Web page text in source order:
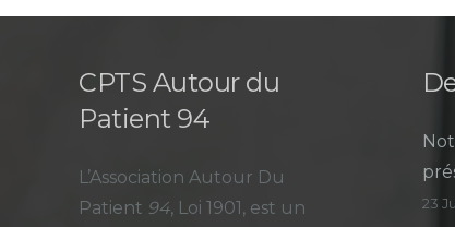
CPTS Autour du
Patient 94
L’Association Autour Du
Patient 94, Loi 1901, est un
23